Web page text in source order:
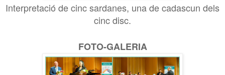
Interpretació de cinc sardanes, una de cadascun dels
cinc disc.
FOTO-GALERIA